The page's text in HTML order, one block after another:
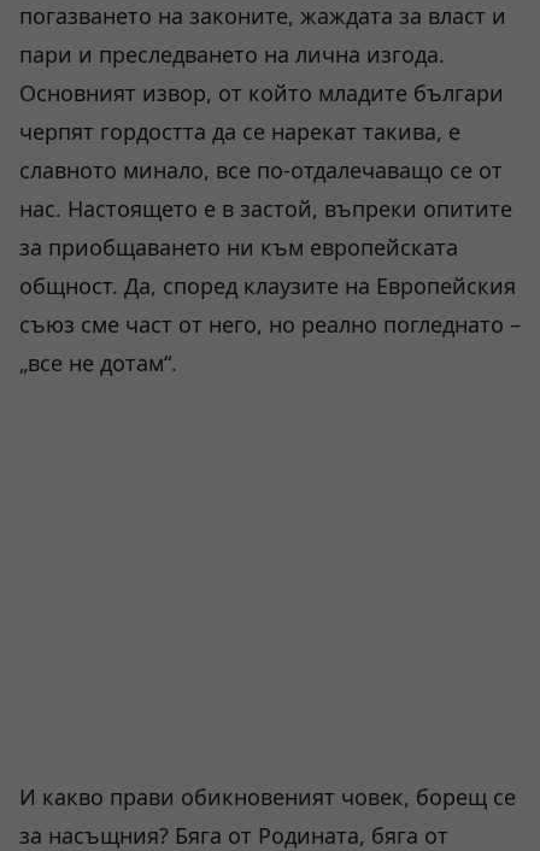
погазването на законите, жаждата за власт и
пари и преследването на лична изгода.
Основният извор, от който младите българи
черпят гордостта да се нарекат такива, е
славното минало, все по-отдалечаващо се от
нас. Настоящето е в застой, въпреки опитите
за приобщаването ни към европейската
общност. Да, според клаузите на Европейския
съюз сме част от него, но реално погледнато –
„все не дотам“.
И какво прави обикновеният човек, борещ се
за насъщния? Бяга от Родината, бяга от